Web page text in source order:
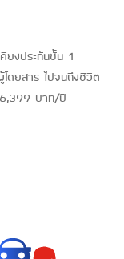
ยงประกันชั้น 1
ดยสาร ไปจนถึงชีวิต
6,399 บาท/ปี